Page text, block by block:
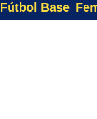
Fútbol Base